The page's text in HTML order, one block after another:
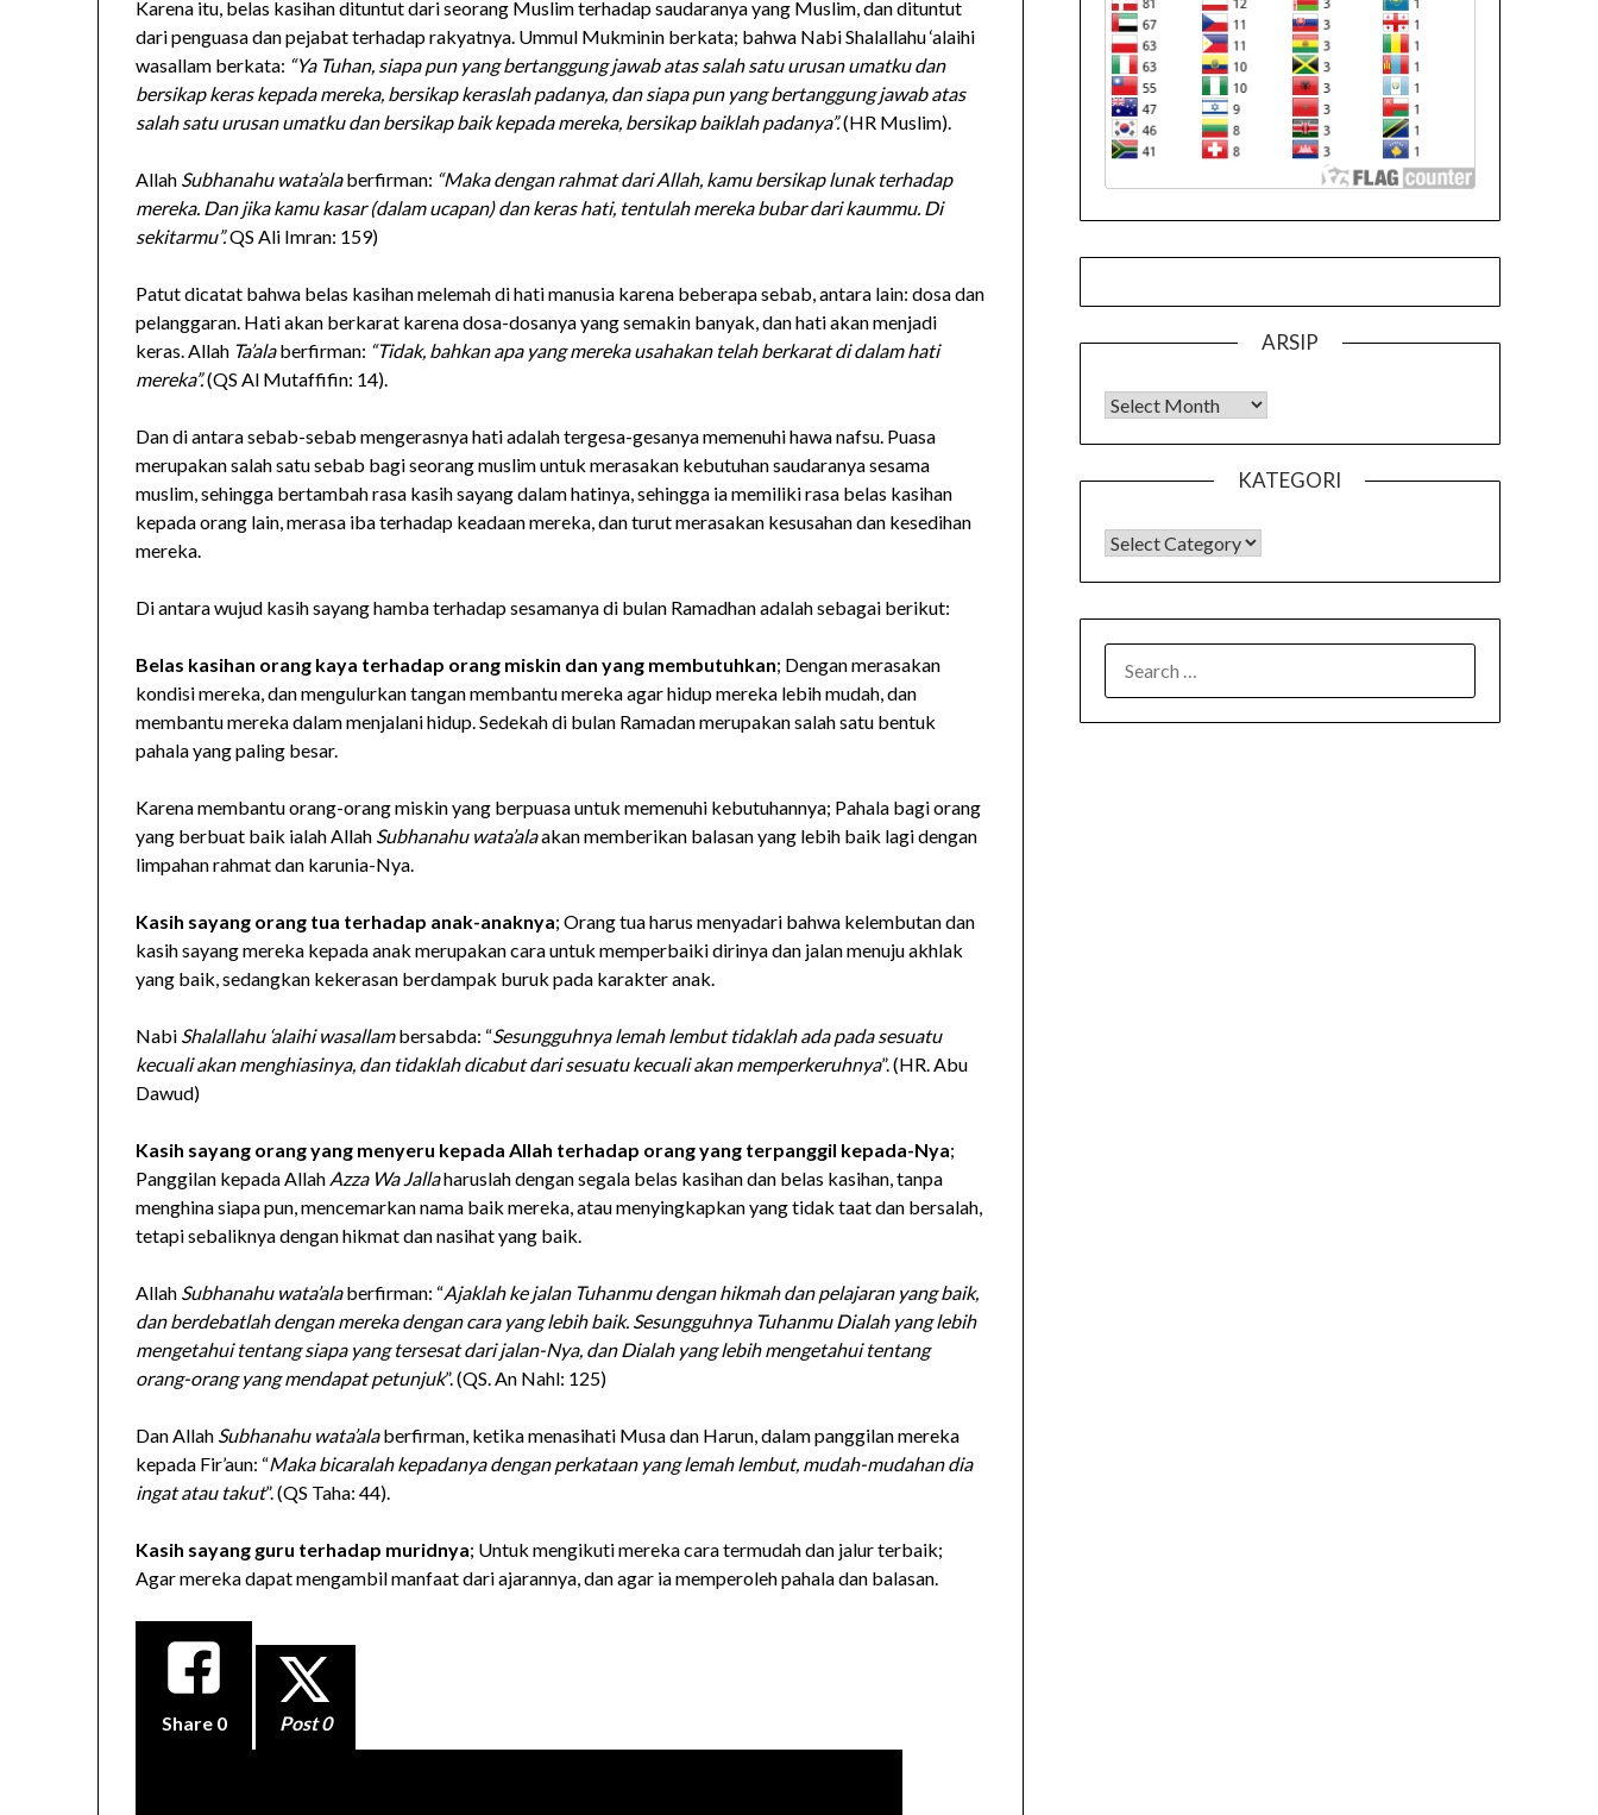
Karena itu, belas kasihan dituntut dari seorang Muslim terhadap saudaranya yang Muslim, dan dituntut
dari penguasa dan pejabat terhadap rakyatnya. Ummul Mukminin berkata; bahwa Nabi Shalallahu ‘alaihi
wasallam berkata: “Ya Tuhan, siapa pun yang bertanggung jawab atas salah satu urusan umatku dan
bersikap keras kepada mereka, bersikap keraslah padanya, dan siapa pun yang bertanggung jawab atas
salah satu urusan umatku dan bersikap baik kepada mereka, bersikap baiklah padanya”.(HR Muslim).
Allah Subhanahu wata’alaberfirman: “Maka dengan rahmat dari Allah, kamu bersikap lunak terhadap
mereka. Dan jika kamu kasar (dalam ucapan) dan keras hati, tentulah mereka bubar dari kaummu. Di
sekitarmu”.QS Ali Imran: 159)
Patut dicatat bahwa belas kasihan melemah di hati manusia karena beberapa sebab, antara lain: dosa dan
pelanggaran. Hati akan berkarat karena dosa-dosanya yang semakin banyak, dan hati akan menjadi
keras. Allah Ta’alaberfirman: “Tidak, bahkan apa yang mereka usahakan telah berkarat di dalam hati
mereka”.(QS Al Mutaffifin: 14).
Dan di antara sebab-sebab mengerasnya hati adalah tergesa-gesanya memenuhi hawa nafsu. Puasa
merupakan salah satu sebab bagi seorang muslim untuk merasakan kebutuhan saudaranya sesama
muslim, sehingga bertambah rasa kasih sayang dalam hatinya, sehingga ia memiliki rasa belas kasihan
kepada orang lain, merasa iba terhadap keadaan mereka, dan turut merasakan kesusahan dan kesedihan
mereka.
Di antara wujud kasih sayang hamba terhadap sesamanya di bulan Ramadhan adalah sebagai berikut:
Belas kasihan orang kaya terhadap orang miskin dan yang membutuhkan; Dengan merasakan
kondisi mereka, dan mengulurkan tangan membantu mereka agar hidup mereka lebih mudah, dan
membantu mereka dalam menjalani hidup. Sedekah di bulan Ramadan merupakan salah satu bentuk
pahala yang paling besar.
Karena membantu orang-orang miskin yang berpuasa untuk memenuhi kebutuhannya; Pahala bagi orang
yang berbuat baik ialah Allah Subhanahu wata’alaakan memberikan balasan yang lebih baik lagi dengan
limpahan rahmat dan karunia-Nya.
Kasih sayang orang tua terhadap anak-anaknya; Orang tua harus menyadari bahwa kelembutan dan
kasih sayang mereka kepada anak merupakan cara untuk memperbaiki dirinya dan jalan menuju akhlak
yang baik, sedangkan kekerasan berdampak buruk pada karakter anak.
Nabi Shalallahu ‘alaihi wasallambersabda: “Sesungguhnya lemah lembut tidaklah ada pada sesuatu
kecuali akan menghiasinya, dan tidaklah dicabut dari sesuatu kecuali akan memperkeruhnya”. (HR. Abu
Dawud)
Kasih sayang orang yang menyeru kepada Allah terhadap orang yang terpanggil kepada-Nya;
Panggilan kepada Allah Azza Wa Jallaharuslah dengan segala belas kasihan dan belas kasihan, tanpa
menghina siapa pun, mencemarkan nama baik mereka, atau menyingkapkan yang tidak taat dan bersalah,
tetapi sebaliknya dengan hikmat dan nasihat yang baik.
Allah Subhanahu wata’alaberfirman: “Ajaklah ke jalan Tuhanmu dengan hikmah dan pelajaran yang baik,
dan berdebatlah dengan mereka dengan cara yang lebih baik. Sesungguhnya Tuhanmu Dialah yang lebih
mengetahui tentang siapa yang tersesat dari jalan-Nya, dan Dialah yang lebih mengetahui tentang
orang-orang yang mendapat petunjuk”. (QS. An Nahl: 125)
Dan Allah Subhanahu wata’alaberfirman, ketika menasihati Musa dan Harun, dalam panggilan mereka
kepada Fir’aun: “Maka bicaralah kepadanya dengan perkataan yang lemah lembut, mudah-mudahan dia
ingat atau takut”. (QS Taha: 44).
Kasih sayang guru terhadap muridnya; Untuk mengikuti mereka cara termudah dan jalur terbaik;
Agar mereka dapat mengambil manfaat dari ajarannya, dan agar ia memperoleh pahala dan balasan.
Share 0 Post 0
ARSIP
Arsip
KATEGORI
KATEGORI
FOR: